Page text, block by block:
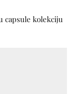
capsule kolekciju